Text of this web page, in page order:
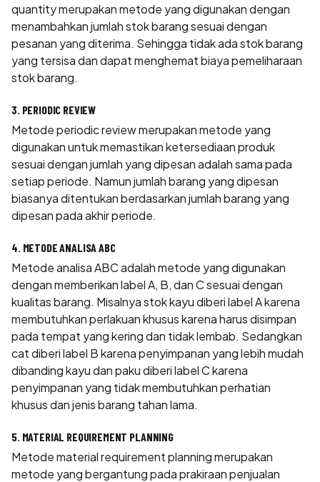
quantity merupakan metode yang digunakan dengan
menambahkan jumlah stok barang sesuai dengan
pesanan yang diterima. Sehingga tidak ada stok barang
yang tersisa dan dapat menghemat biaya pemeliharaan
stok barang.
3. PERIODIC REVIEW
Metode periodic review merupakan metode yang
digunakan untuk memastikan ketersediaan produk
sesuai dengan jumlah yang dipesan adalah sama pada
setiap periode. Namun jumlah barang yang dipesan
biasanya ditentukan berdasarkan jumlah barang yang
dipesan pada akhir periode.
4. METODE ANALISA ABC
Metode analisa ABC adalah metode yang digunakan
dengan memberikan label A, B, dan C sesuai dengan
kualitas barang. Misalnya stok kayu diberi label A karena
membutuhkan perlakuan khusus karena harus disimpan
pada tempat yang kering dan tidak lembab. Sedangkan
cat diberi label B karena penyimpanan yang lebih mudah
dibanding kayu dan paku diberi label C karena
penyimpanan yang tidak membutuhkan perhatian
khusus dan jenis barang tahan lama.
5. MATERIAL REQUIREMENT PLANNING
Metode material requirement planning merupakan
metode yang bergantung pada prakiraan penjualan